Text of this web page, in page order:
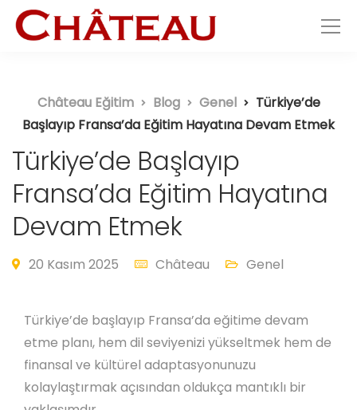
Château Eğitim Blog Genel
Türkiye’de
Başlayıp Fransa’da Eğitim Hayatına Devam Etmek
Türkiye’de Başlayıp
Fransa’da Eğitim Hayatına
Devam Etmek
20 Kasım 2025 Château Genel
Türkiye’de başlayıp Fransa’da eğitime devam
etme planı, hem dil seviyenizi yükseltmek hem de
finansal ve kültürel adaptasyonunuzu
kolaylaştırmak açısından oldukça mantıklı bir